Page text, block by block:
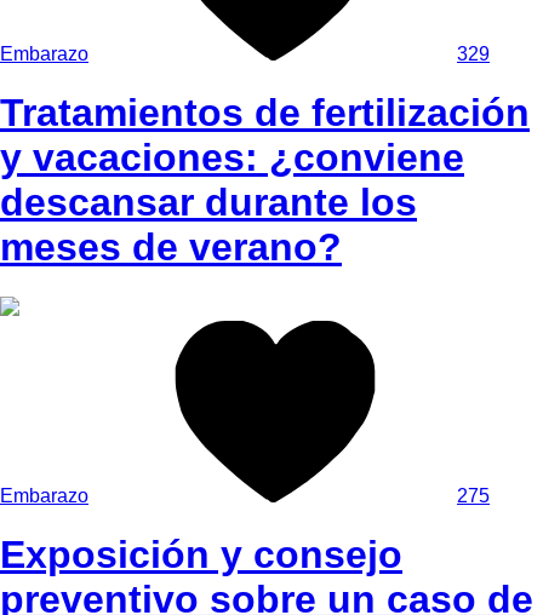
Embarazo 329
Tratamientos de fertilización
y vacaciones: ¿conviene
descansar durante los
meses de verano?
Embarazo 275
Exposición y consejo
preventivo sobre un caso de